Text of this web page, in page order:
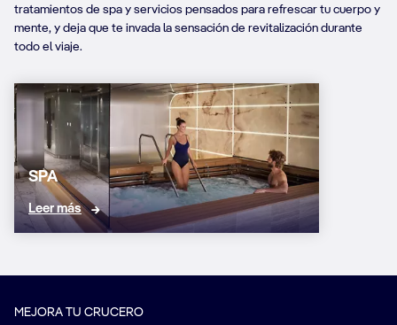
tratamientos de spa y servicios pensados para refrescar tu cuerpo y
mente, y deja que te invada la sensación de revitalización durante
todo el viaje.
SPA
Leer más
MEJORA TU CRUCERO